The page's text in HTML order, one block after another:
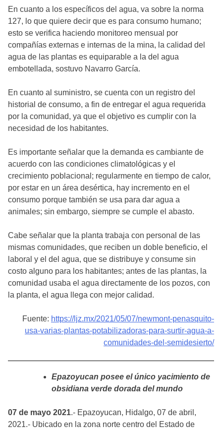
En cuanto a los específicos del agua, va sobre la norma
127, lo que quiere decir que es para consumo humano;
esto se verifica haciendo monitoreo mensual por
compañías externas e internas de la mina, la calidad del
agua de las plantas es equiparable a la del agua
embotellada, sostuvo Navarro García.
En cuanto al suministro, se cuenta con un registro del
historial de consumo, a fin de entregar el agua requerida
por la comunidad, ya que el objetivo es cumplir con la
necesidad de los habitantes.
Es importante señalar que la demanda es cambiante de
acuerdo con las condiciones climatológicas y el
crecimiento poblacional; regularmente en tiempo de calor,
por estar en un área desértica, hay incremento en el
consumo porque también se usa para dar agua a
animales; sin embargo, siempre se cumple el abasto.
Cabe señalar que la planta trabaja con personal de las
mismas comunidades, que reciben un doble beneficio, el
laboral y el del agua, que se distribuye y consume sin
costo alguno para los habitantes; antes de las plantas, la
comunidad usaba el agua directamente de los pozos, con
la planta, el agua llega con mejor calidad.
Fuente: https://ljz.mx/2021/05/07/newmont-penasquito-
usa-varias-plantas-potabilizadoras-para-surtir-agua-a-
comunidades-del-semidesierto/
Epazoyucan posee el único yacimiento de
obsidiana verde dorada del mundo
07 de mayo 2021.- Epazoyucan, Hidalgo, 07 de abril,
2021.- Ubicado en la zona norte centro del Estado de